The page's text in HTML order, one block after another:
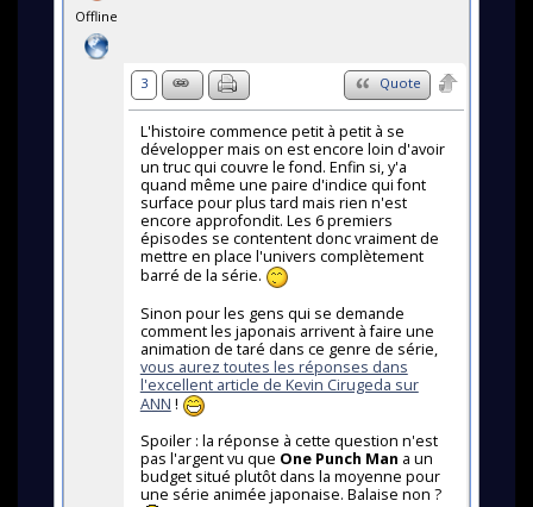
Offline
3 Quote
L'histoire commence petit à petit à se
développer mais on est encore loin d'avoir
un truc qui couvre le fond. Enfin si, y'a
quand même une paire d'indice qui font
surface pour plus tard mais rien n'est
encore approfondit. Les 6 premiers
épisodes se contentent donc vraiment de
mettre en place l'univers complètement
barré de la série.
Sinon pour les gens qui se demande
comment les japonais arrivent à faire une
animation de taré dans ce genre de série,
vous aurez toutes les réponses dans
l'excellent article de Kevin Cirugeda sur
ANN !
Spoiler : la réponse à cette question n'est
pas l'argent vu que One Punch Man a un
budget situé plutôt dans la moyenne pour
une série animée japonaise. Balaise non ?